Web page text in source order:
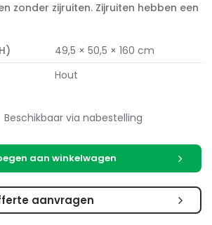
zonder zijruiten. Zijruiten hebben een
49,5 × 50,5 × 160 cm
Hout
Beschikbaar via nabestelling
aan winkelwagen
aanvragen